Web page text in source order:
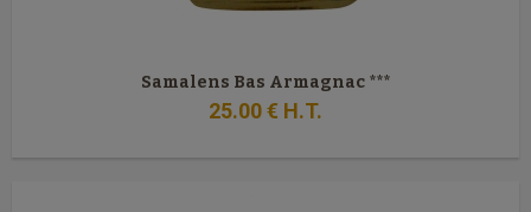
Samalens Bas Armagnac ***
25.00€ H.T.